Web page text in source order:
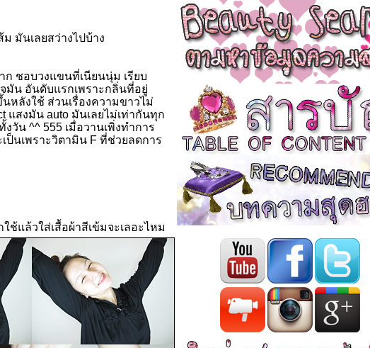
มันเลยสว่างไปบ้าง
ก ชอบวงแขนที่เนียนนุ่ม เรียบ
มัน อันดับแรกเพราะกลิ่นที่อยู่
หลังใช้ ส่วนเรื่องความขาวไม่
แสงมัน auto มันเลยไม่เท่ากันทุก
วัน ^^ 555 เมื่อวานเพิ่งทำการ
ป็นเพราะวิตามิน F ที่ช่วยลดการ
แล้วใส่เสื้อผ้าสีเข้มจะเลอะไหม